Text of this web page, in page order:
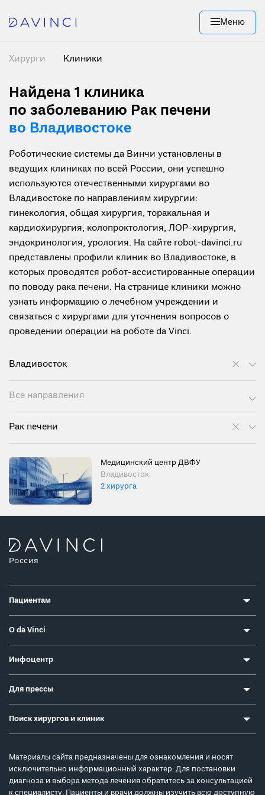
Меню
Хирурги Клиники
Найдена 1 клиника
по заболеванию Рак печени
во Владивостоке
Роботические системы да Винчи установлены в
ведущих клиниках по всей России, они успешно
используются отечественными хирургами во
Владивостоке по направлениям хирургии:
гинекология, общая хирургия, торакальная и
кардиохирургия, колопроктология, ЛОР-хирургия,
эндокринология, урология. На сайте robot-davinci.ru
представлены профили клиник во Владивостоке, в
которых проводятся робот-ассистированные операции
по поводу рака печени. На странице клиники можно
узнать информацию о лечебном учреждении и
связаться с хирургами для уточнения вопросов о
проведении операции на роботе da Vinci.
Владивосток
Все направления
Рак печени
Медицинский центр ДВФУ
Владивосток
2 хирурга
Россия
Пациентам
О da Vinci
Инфоцентр
Для прессы
Поиск хирургов и клиник
Материалы сайта предназначены для ознакомления и носят
исключительно информационный характер. Для постановки
диагноза и выбора метода лечения обратитесь за консультацией
к специалисту. Пациенты и врачи должны изучить всю доступную